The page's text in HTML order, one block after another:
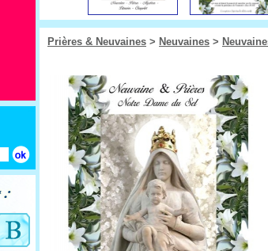
Prières & Neuvaines > Neuvaines >